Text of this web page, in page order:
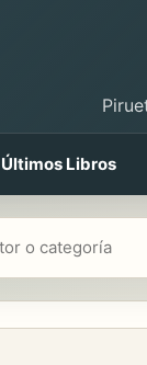
Últimos Libros